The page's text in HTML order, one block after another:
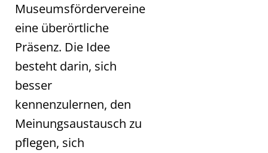
Museumsfördervereine
eine überörtliche
Präsenz. Die Idee
besteht darin, sich
besser
kennenzulernen, den
Meinungsaustausch zu
pflegen, sich